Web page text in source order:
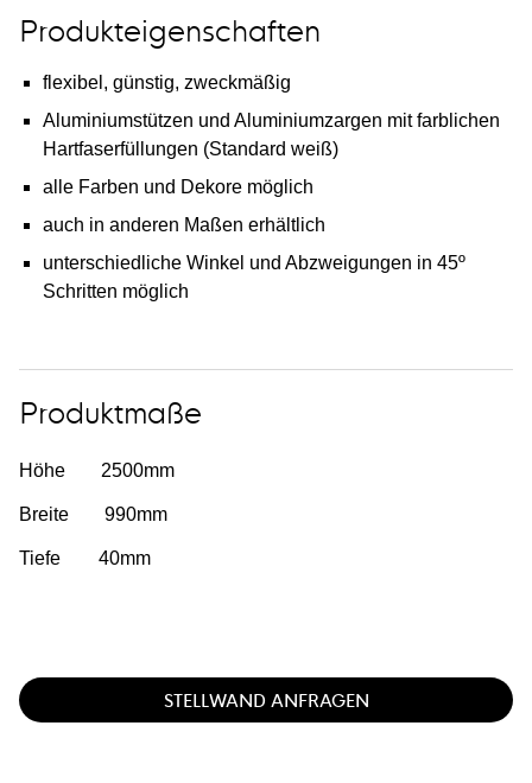
Produkteigenschaften
flexibel, günstig, zweckmäßig
Aluminiumstützen und Aluminiumzargen mit farblichen
Hartfaserfüllungen (Standard weiß)
alle Farben und Dekore möglich
auch in anderen Maßen erhältlich
unterschiedliche Winkel und Abzweigungen in 45º
Schritten möglich
Produktmaße
Höhe 2500mm
Breite 990mm
Tiefe 40mm
STELLWAND ANFRAGEN